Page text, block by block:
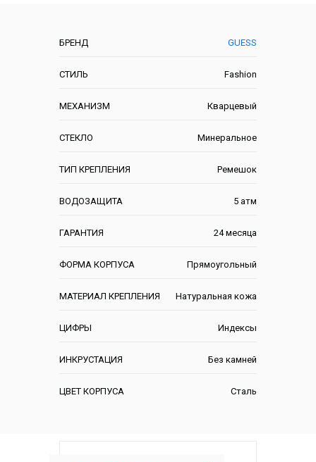
БРЕНД GUESS
СТИЛЬ Fashion
МЕХАНИЗМ Кварцевый
СТЕКЛО Минеральное
ТИП КРЕПЛЕНИЯ Ремешок
ВОДОЗАЩИТА 5 атм
ГАРАНТИЯ 24 месяца
ФОРМА КОРПУСА Прямоугольный
МАТЕРИАЛ КРЕПЛЕНИЯ Натуральная кожа
ЦИФРЫ Индексы
ИНКРУСТАЦИЯ Без камней
ЦВЕТ КОРПУСА Сталь